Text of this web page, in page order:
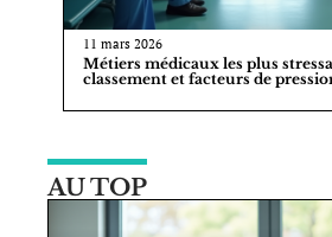
11 mars 2026
Métiers médicaux les plus
classement et facteurs de
AU TOP